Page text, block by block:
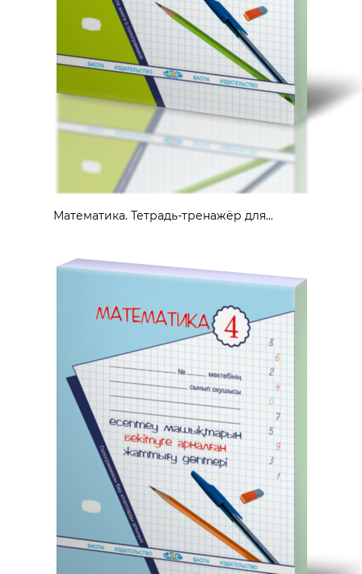
Математика. Тетрадь-тренажёр для...